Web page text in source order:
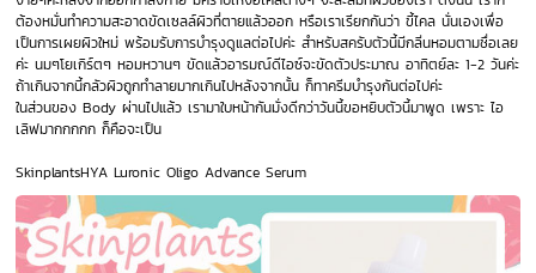
ต้องหมั่นทำความสะอาดขัดเซลล์ผิวที่ตายแล้วออก หรือเราเรียกกันว่า ขี้ไคล นั่นเองเพื่อ
เป็นการเผยผิวใหม่ พร้อมรับการบำรุงดูแลต่อไปค่ะ สำหรับสครับตัวนี้มีกลิ่นหอมตามชื่อเลย
ค่ะ นมๆโยเกิร์ตๆ หอมหวานๆ ขัดแล้วอารมณ์ดีไอซ์จะขัดตัวประมาณ อาทิตย์ละ 1-2 วันค่ะ
ถ้าเกินจากนี้กลัวผิวถูกทำลายมากเกินไปหลังจากนั้น ก็ทาครีมบำรุงกันต่อไปค่ะ
ในส่วนของ Body ผ่านไปแล้ว เรามาใบหน้ากันมั่งดีกว่าวันนี้ขอหยิบตัวนี้มาพูด เพราะ ไอ
เลิฟมากกกกก ก็คือจะเป็น
SkinplantsHYA Luronic Oligo Advance Serum